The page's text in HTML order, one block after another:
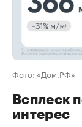
Фото: «Дом.РФ»
Всплеск
интерес